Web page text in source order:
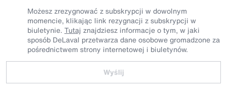
Możesz zrezygnować z subskrypcji w dowolnym
momencie, klikając link rezygnacji z subskrypcji w
biuletynie. Tutaj znajdziesz informacje o tym, w jaki
sposób DeLaval przetwarza dane osobowe gromadzone za
pośrednictwem strony internetowej i biuletynów.
Wyślij